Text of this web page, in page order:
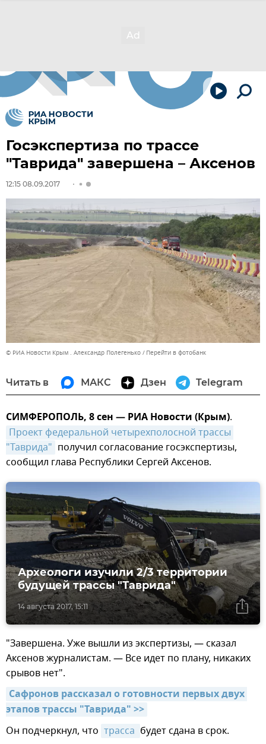
Госэкспертиза по трассе
"Таврида" завершена – Аксенов
12:15 08.09.2017
© РИА Новости Крым . Александр Полегенько Перейти в фотобанк
Читать в МАКС Дзен Telegram
СИМФЕРОПОЛЬ, 8 сен — РИА Новости (Крым).
Проект федеральной четырехполосной трассы
"Таврида" получил согласование госэкспертизы,
сообщил глава Республики Сергей Аксенов.
14 августа 2017, 15:11
Археологи изучили 2/3 территории
будущей трассы "Таврида"
"Завершена. Уже вышли из экспертизы, — сказал
Аксенов журналистам. — Все идет по плану, никаких
срывов нет".
Сафронов рассказал о готовности первых двух
этапов трассы "Таврида" >>
Он подчеркнул, что трасса будет сдана в срок.